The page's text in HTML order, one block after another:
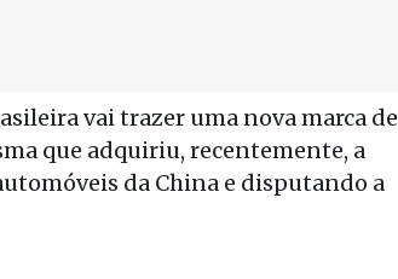
vai trazer uma nova marca de
que adquiriu, recentemente, a
da China e disputando a